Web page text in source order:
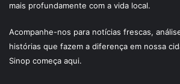
mais profundamente com a vida local.
Acompanhe-nos para notícias frescas,
histórias que fazem a diferença em nossa
Sinop começa aqui.